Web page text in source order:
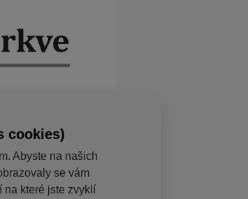
cookies)
Abyste na našich
se vám
na které jste zvyklí